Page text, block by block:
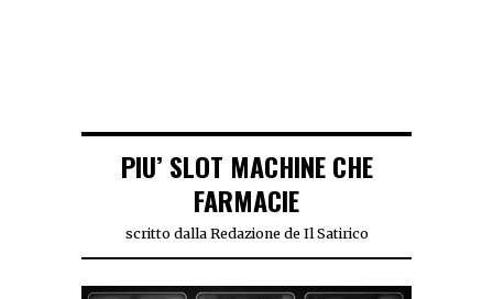
PIU’ SLOT MACHINE CHE
FARMACIE
scritto dalla Redazione de Il Satirico